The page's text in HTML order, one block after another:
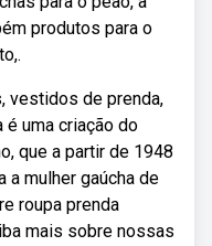
produtos para o
vestidos de prenda,
uma criação do
que a partir de 1948
a mulher gaúcha de
roupa prenda
mais sobre nossas